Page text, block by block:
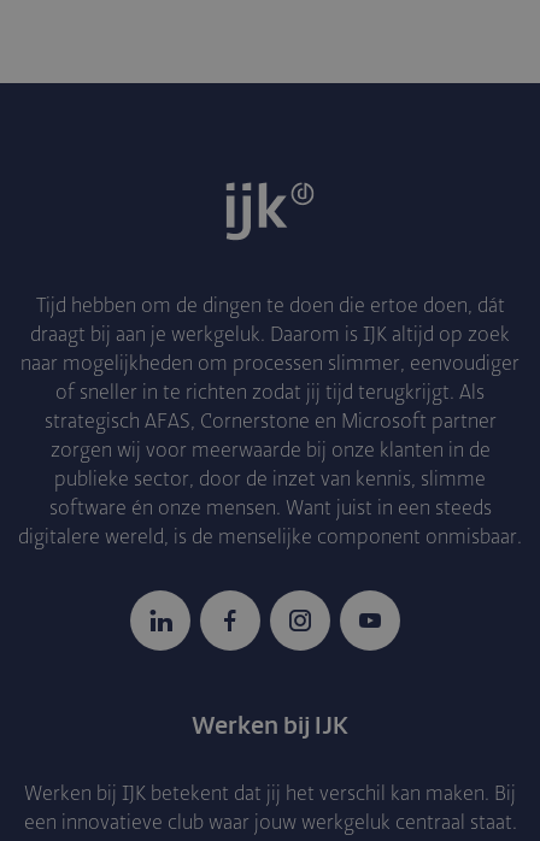
Tijd hebben om de dingen te doen die ertoe doen, dát
draagt bij aan je werkgeluk. Daarom is IJK altijd op zoek
naar mogelijkheden om processen slimmer, eenvoudiger
of sneller in te richten zodat jij tijd terugkrijgt. Als
strategisch AFAS, Cornerstone en Microsoft partner
zorgen wij voor meerwaarde bij onze klanten in de
publieke sector, door de inzet van kennis, slimme
software én onze mensen. Want juist in een steeds
digitalere wereld, is de menselijke component onmisbaar.
Werken bij IJK
Werken bij IJK betekent dat jij het verschil kan maken. Bij
een innovatieve club waar jouw werkgeluk centraal staat.